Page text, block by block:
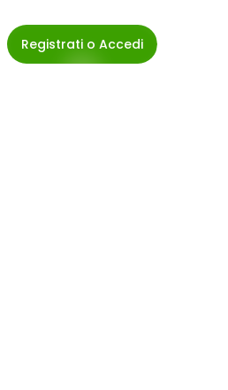
Registrati o Accedi